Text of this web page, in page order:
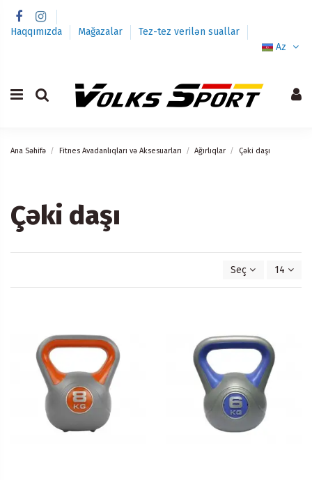
Haqqımızda Mağazalar
Tez-tez verilən suallar
Az
Ana Səhifə Fitnes Avadanlıqları və Aksesuarları Ağırlıqlar Çəki daşı
Çəki daşı
Seç 14